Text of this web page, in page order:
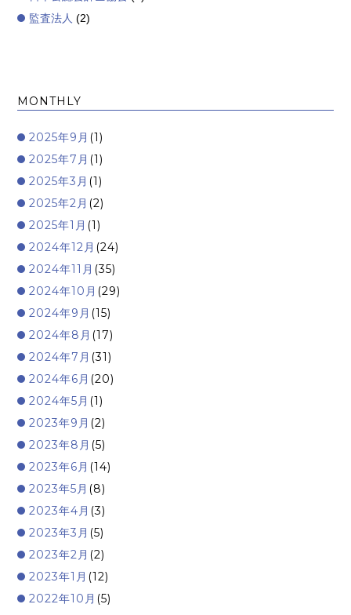
監査法人 (2)
MONTHLY
2025年9月 (1)
2025年7月 (1)
2025年3月 (1)
2025年2月 (2)
2025年1月 (1)
2024年12月 (24)
2024年11月 (35)
2024年10月 (29)
2024年9月 (15)
2024年8月 (17)
2024年7月 (31)
2024年6月 (20)
2024年5月 (1)
2023年9月 (2)
2023年8月 (5)
2023年6月 (14)
2023年5月 (8)
2023年4月 (3)
2023年3月 (5)
2023年2月 (2)
2023年1月 (12)
2022年10月 (5)